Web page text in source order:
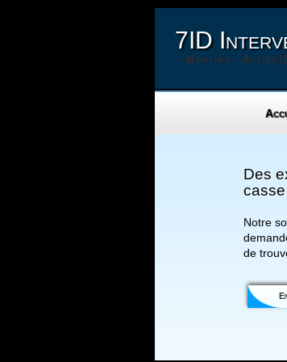
7ID
- Moulins -
Des
casse
Notre
de